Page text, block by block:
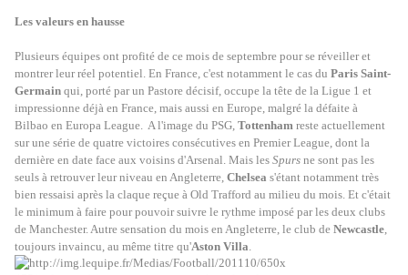
Les valeurs en hausse
Plusieurs équipes ont profité de ce mois de septembre pour se réveiller et
montrer leur réel potentiel. En France, c'est notamment le cas du Paris Saint-
Germain qui, porté par un Pastore décisif, occupe la tête de la Ligue 1 et
impressionne déjà en France, mais aussi en Europe, malgré la défaite à
Bilbao en Europa League. A l'image du PSG, Tottenham reste actuellement
sur une série de quatre victoires consécutives en Premier League, dont la
dernière en date face aux voisins d'Arsenal. Mais les Spurs ne sont pas les
seuls à retrouver leur niveau en Angleterre, Chelsea s'étant notamment très
bien ressaisi après la claque reçue à Old Trafford au milieu du mois. Et c'était
le minimum à faire pour pouvoir suivre le rythme imposé par les deux clubs
de Manchester. Autre sensation du mois en Angleterre, le club de Newcastle,
toujours invaincu, au même titre qu'Aston Villa.